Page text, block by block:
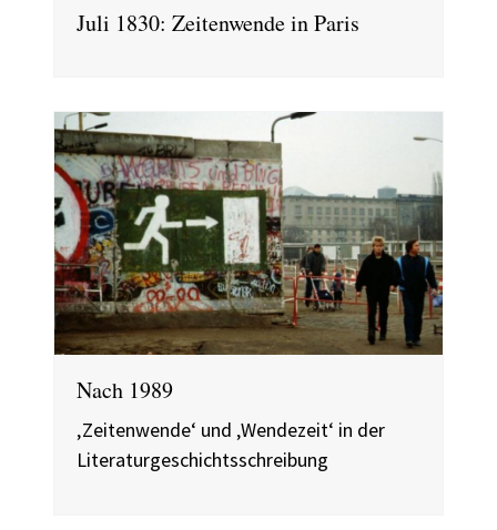
Juli 1830: Zeitenwende in Paris
Nach 1989
‚Zeitenwende‘ und ‚Wendezeit‘ in der
Literaturgeschichtsschreibung